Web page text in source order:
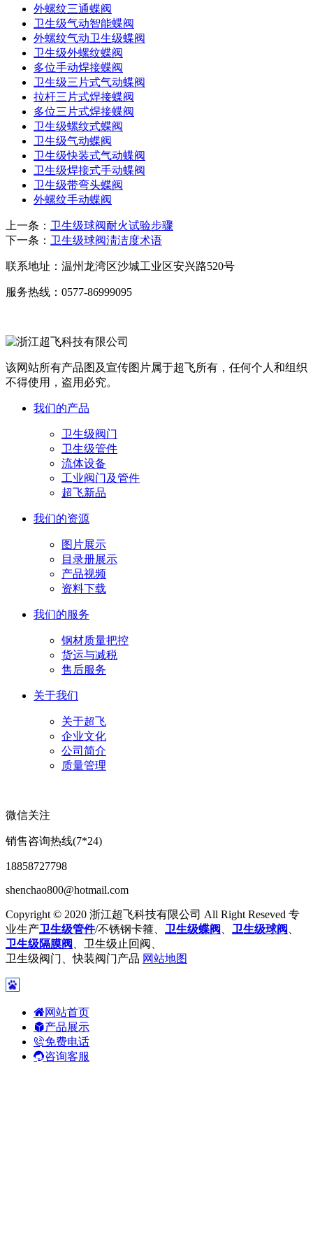
外螺纹三通蝶阀
卫生级气动智能蝶阀
外螺纹气动卫生级蝶阀
卫生级外螺纹蝶阀
多位手动焊接蝶阀
卫生级三片式气动蝶阀
拉杆三片式焊接蝶阀
多位三片式焊接蝶阀
卫生级螺纹式蝶阀
卫生级气动蝶阀
卫生级快装式气动蝶阀
卫生级焊接式手动蝶阀
卫生级带弯头蝶阀
外螺纹手动蝶阀
上一条： 卫生级球阀耐火试验步骤
下一条： 卫生级球阀淸洁度术语
联系地址： 温州龙湾区沙城工业区安兴路520号
服务热线： 0577-86999095
该网站所有产品图及宣传图片属于超飞所有，任何个人和组织
不得使用，盗用必究。
我们的产品
卫生级阀门
卫生级管件
流体设备
工业阀门及管件
超飞新品
我们的资源
图片展示
目录册展示
产品视频
资料下载
我们的服务
钢材质量把控
货运与减税
售后服务
关于我们
关于超飞
企业文化
公司简介
质量管理
微信关注
销售咨询热线(7*24)
18858727798
shenchao800@hotmail.com
Copyright © 2020 浙江超飞科技有限公司 All Right Reseved 专
业生产卫生级管件/不锈钢卡箍、 卫生级蝶阀 、 卫生级球阀 、
卫生级隔膜阀 、卫生级止回阀、
卫生级阀门、快装阀门产品 网站地图
网站首页
产品展示
免费电话
咨询客服